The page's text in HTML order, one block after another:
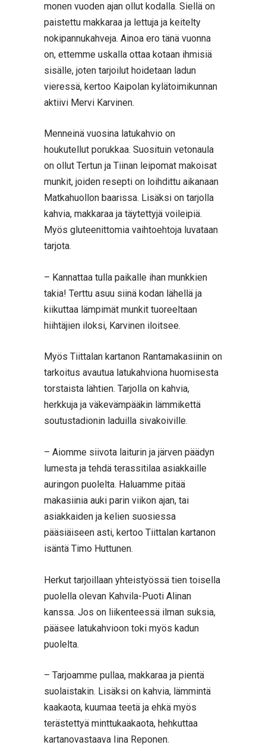
monen vuoden ajan ollut kodalla. Siellä on
paistettu makkaraa ja lettuja ja keitelty
nokipannukahveja. Ainoa ero tänä vuonna
on, ettemme uskalla ottaa kotaan ihmisiä
sisälle, joten tarjoilut hoidetaan ladun
vieressä, kertoo Kaipolan kylätoimikunnan
aktiivi Mervi Karvinen.
Menneinä vuosina latukahvio on
houkutellut porukkaa. Suosituin vetonaula
on ollut Tertun ja Tiinan leipomat makoisat
munkit, joiden resepti on loihdittu aikanaan
Matkahuollon baarissa. Lisäksi on tarjolla
kahvia, makkaraa ja täytettyjä voileipiä.
Myös gluteenittomia vaihtoehtoja luvataan
tarjota.
– Kannattaa tulla paikalle ihan munkkien
takia! Terttu asuu siinä kodan lähellä ja
kiikuttaa lämpimät munkit tuoreeltaan
hiihtäjien iloksi, Karvinen iloitsee.
Myös Tiittalan kartanon Rantamakasiinin on
tarkoitus avautua latukahviona huomisesta
torstaista lähtien. Tarjolla on kahvia,
herkkuja ja väkevämpääkin lämmikettä
soutustadionin laduilla sivakoiville.
– Aiomme siivota laiturin ja järven päädyn
lumesta ja tehdä terassitilaa asiakkaille
auringon puolelta. Haluamme pitää
makasiinia auki parin viikon ajan, tai
asiakkaiden ja kelien suosiessa
pääsiäiseen asti, kertoo Tiittalan kartanon
isäntä Timo Huttunen.
Herkut tarjoillaan yhteistyössä tien toisella
puolella olevan Kahvila-Puoti Alinan
kanssa. Jos on liikenteessä ilman suksia,
pääsee latukahvioon toki myös kadun
puolelta.
– Tarjoamme pullaa, makkaraa ja pientä
suolaistakin. Lisäksi on kahvia, lämmintä
kaakaota, kuumaa teetä ja ehkä myös
terästettyä minttukaakaota, hehkuttaa
kartanovastaava Iina Reponen.